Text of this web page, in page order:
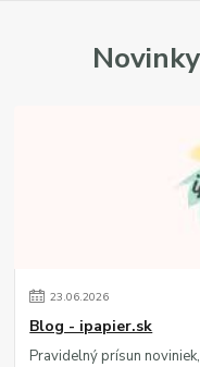
23.06.2026
Blog - ipapier.sk
Pravidelný prísun